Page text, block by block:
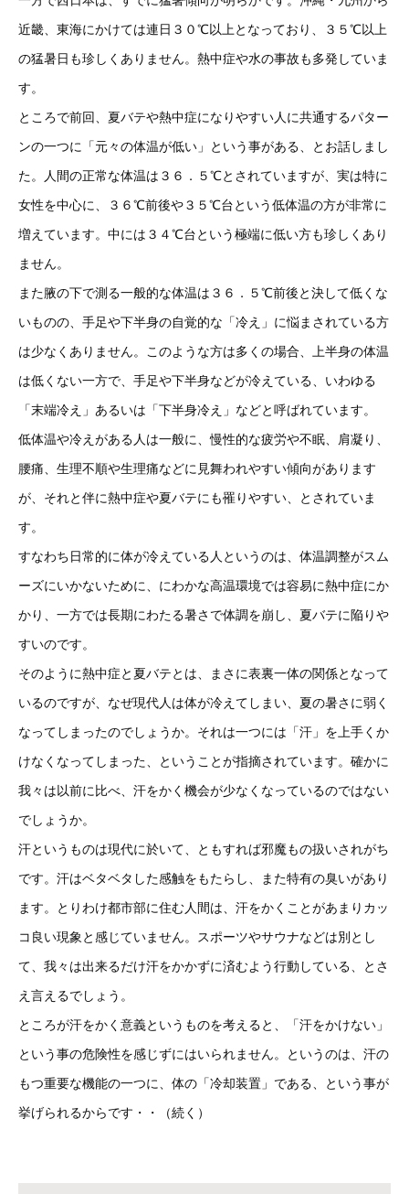
近畿、東海にかけては連日３０℃以上となっており、３５℃以上
の猛暑日も珍しくありません。熱中症や水の事故も多発していま
す。
ところで前回、夏バテや熱中症になりやすい人に共通するパター
ンの一つに「元々の体温が低い」という事がある、とお話しまし
た。人間の正常な体温は３６．５℃とされていますが、実は特に
女性を中心に、３６℃前後や３５℃台という低体温の方が非常に
増えています。中には３４℃台という極端に低い方も珍しくあり
ません。
また腋の下で測る一般的な体温は３６．５℃前後と決して低くな
いものの、手足や下半身の自覚的な「冷え」に悩まされている方
は少なくありません。このような方は多くの場合、上半身の体温
は低くない一方で、手足や下半身などが冷えている、いわゆる
「末端冷え」あるいは「下半身冷え」などと呼ばれています。
低体温や冷えがある人は一般に、慢性的な疲労や不眠、肩凝り、
腰痛、生理不順や生理痛などに見舞われやすい傾向があります
が、それと伴に熱中症や夏バテにも罹りやすい、とされていま
す。
すなわち日常的に体が冷えている人というのは、体温調整がスム
ーズにいかないために、にわかな高温環境では容易に熱中症にか
かり、一方では長期にわたる暑さで体調を崩し、夏バテに陥りや
すいのです。
そのように熱中症と夏バテとは、まさに表裏一体の関係となって
いるのですが、なぜ現代人は体が冷えてしまい、夏の暑さに弱く
なってしまったのでしょうか。それは一つには「汗」を上手くか
けなくなってしまった、ということが指摘されています。確かに
我々は以前に比べ、汗をかく機会が少なくなっているのではない
でしょうか。
汗というものは現代に於いて、ともすれば邪魔もの扱いされがち
です。汗はベタベタした感触をもたらし、また特有の臭いがあり
ます。とりわけ都市部に住む人間は、汗をかくことがあまりカッ
コ良い現象と感じていません。スポーツやサウナなどは別とし
て、我々は出来るだけ汗をかかずに済むよう行動している、とさ
え言えるでしょう。
ところが汗をかく意義というものを考えると、「汗をかけない」
という事の危険性を感じずにはいられません。というのは、汗の
もつ重要な機能の一つに、体の「冷却装置」である、という事が
挙げられるからです・・（続く）